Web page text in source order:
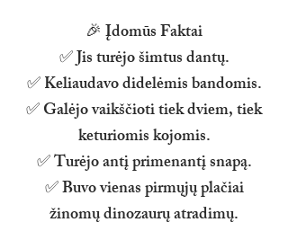
🎉 Įdomūs Faktai
✅ Jis turėjo šimtus dantų.
✅ Keliaudavo didelėmis bandomis.
✅ Galėjo vaikščioti tiek dviem, tiek
keturiomis kojomis.
✅ Turėjo antį primenantį snapą.
✅ Buvo vienas pirmųjų plačiai
žinomų dinozaurų atradimų.